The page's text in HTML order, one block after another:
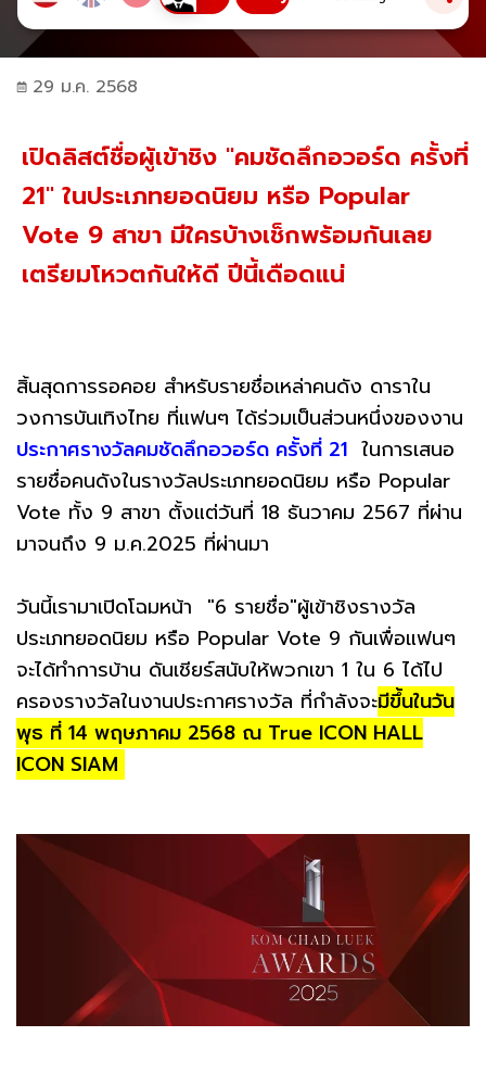
29 ม.ค. 2568
เปิดลิสต์ชื่อผู้เข้าชิง "คมชัดลึกอวอร์ด ครั้งที่
21" ในประเภทยอดนิยม หรือ Popular
Vote 9 สาขา มีใครบ้างเช็กพร้อมกันเลย
เตรียมโหวตกันให้ดี ปีนี้เดือดแน่
สิ้นสุดการรอคอย สำหรับรายชื่อเหล่าคนดัง ดาราใน
วงการบันเทิงไทย ที่แฟนๆ ได้ร่วมเป็นส่วนหนึ่งของงาน
ประกาศรางวัลคมชัดลึกอวอร์ด ครั้งที่ 21 ในการเสนอ
รายชื่อคนดังในรางวัลประเภทยอดนิยม หรือ Popular
Vote ทั้ง 9 สาขา ตั้งแต่วันที่ 18 ธันวาคม 2567 ที่ผ่าน
มาจนถึง 9 ม.ค.2025 ที่ผ่านมา
วันนี้เรามาเปิดโฉมหน้า "6 รายชื่อ"ผู้เข้าชิงรางวัล
ประเภทยอดนิยม หรือ Popular Vote 9 กันเพื่อแฟนๆ
จะได้ทำการบ้าน ดันเชียร์สนับให้พวกเขา 1 ใน 6 ได้ไป
ครองรางวัลในงานประกาศรางวัล ที่กำลังจะมีขึ้นในวัน
พุธ ที่ 14 พฤษภาคม 2568 ณ True ICON HALL
ICON SIAM